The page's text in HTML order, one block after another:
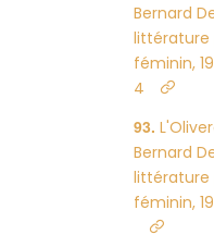
Bernard
littérature
féminin,
4
Bernard
littérature
féminin,